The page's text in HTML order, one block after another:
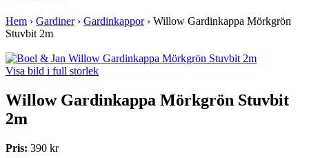
Hem › Gardiner› Gardinkappor› Willow Gardinkappa Mörkgrön
Stuvbit 2m
Visa bild i full storlek
Willow Gardinkappa Mörkgrön Stuvbit
2m
Pris: 390 kr